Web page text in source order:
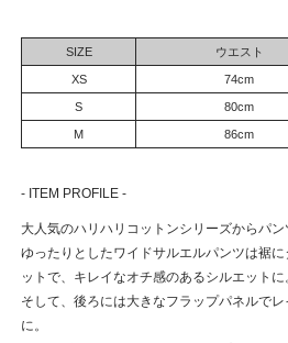
SIZE ウエスト
XS 74cm
S 80cm
M 86cm
- ITEM PROFILE -
大人気のハリハリコットンシリーズからパン
ゆったりとしたワイドサルエルパンツは裾
ットで、キレイなオチ感のあるシルエットに
そして、後ろには大きなフラップパネルで
に。